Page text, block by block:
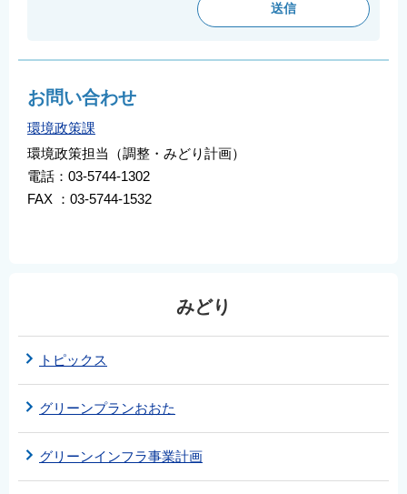
お問い合わせ
環境政策課
環境政策担当（調整・みどり計画）
電話：03-5744-1302
FAX ：03-5744-1532
みどり
トピックス
グリーンプランおおた
グリーンインフラ事業計画